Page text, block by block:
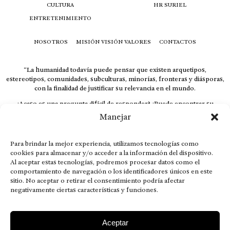
Manejar
Para brindar la mejor experiencia, utilizamos tecnologías como
cookies para almacenar y/o acceder a la información del dispositivo.
Al aceptar estas tecnologías, podremos procesar datos como el
comportamiento de navegación o los identificadores únicos en este
sitio. No aceptar o retirar el consentimiento podría afectar
negativamente ciertas características y funciones.
Aceptar
CULTURA
ENTRETENIMIENTO
HR SURIEL
NOSOTROS MISIÓN VISIÓN VALORES CONTACTOS
“La humanidad todavía puede pensar que existen arquetipos,
estereotipos, comunidades, subculturas, minorías, fronteras y diásporas,
con la finalidad de justificar su relevancia en el mundo.
¿Acaso es una pregunta difícil de responder? ¿Puede encontrar su
respuesta al instante, otorgando al receptor cuestionado espacio y
velocidad suficiente para responder correctamente? De no ser así, el que
El concepto de familia no está limitado exclusivamente a la sangre; seres
que surgen en nuestro diario vivir suelen pesar más que los
emparentados. Más bien, el apego de estas dos versiones de seres
queridos mueve ideales provenientes de sus vivencias.
This is for nuestra gente.” – HRSuriel